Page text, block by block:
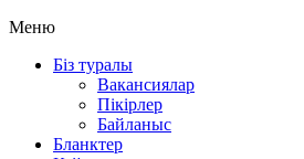
Меню
Біз туралы
Вакансиялар
Пікірлер
Байланыс
Бланктер